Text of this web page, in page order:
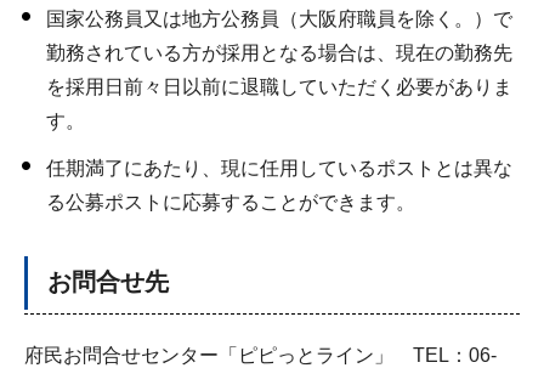
国家公務員又は地方公務員（大阪府職員を除く。）で
勤務されている方が採用となる場合は、現在の勤務先
を採用日前々日以前に退職していただく必要がありま
す。
任期満了にあたり、現に任用しているポストとは異な
る公募ポストに応募することができます。
お問合せ先
府民お問合せセンター「ピピっとライン」 TEL：06-